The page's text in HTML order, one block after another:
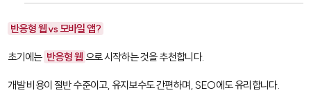
반응형 웹 vs 모바일 앱?
초기에는 반응형 웹 으로 시작하는 것을 추천합니다.
개발 비용이 절반 수준이고, 유지보수도 간편하며, SEO에도 유리합니다.